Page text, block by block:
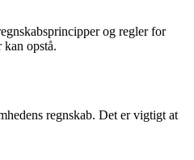
og regler for
opstå.
regnskab. Det er vigtigt at